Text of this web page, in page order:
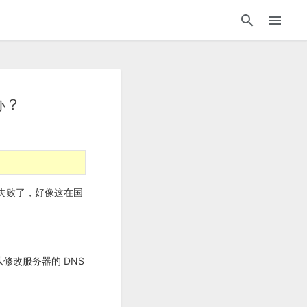
败了，好像这在国
改服务器的 DNS